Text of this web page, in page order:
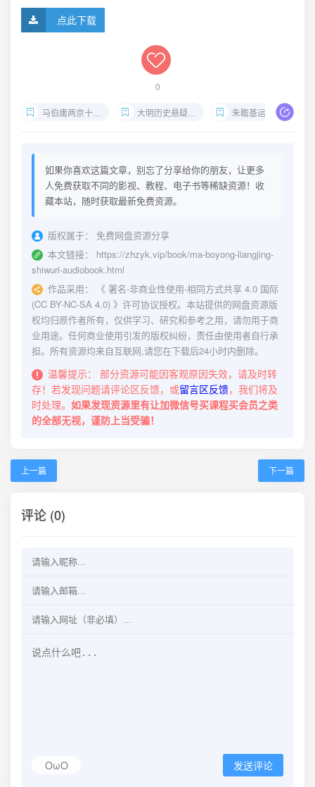
点此下载
0
马伯庸两京十五日 大明历史悬疑小说 朱瞻基运河逃亡
如果你喜欢这篇文章，别忘了分享给你的朋友，让更多
人免费获取不同的影视、教程、电子书等稀缺资源！收
藏本站，随时获取最新免费资源。
版权属于：
免费网盘资源分享
本文链接：
https://zhzyk.vip/book/ma-boyong-liangjing-
shiwuri-audiobook.html
作品采用：
《 署名-非商业性使用-相同方式共享 4.0 国际
(CC BY-NC-SA 4.0) 》许可协议授权。本站提供的网盘资源版
权均归原作者所有，仅供学习、研究和参考之用，请勿用于商
业用途。任何商业使用引发的版权纠纷，责任由使用者自行承
担。所有资源均来自互联网,请您在下载后24小时内删除。
温馨提示：
部分资源可能因客观原因失效，请及时转
存！若发现问题请评论区反馈，或留言区反馈，我们将及
时处理。 如果发现资源里有让加微信号买课程买会员之类
的全部无视，谨防上当受骗！
上一篇 下一篇
评论 (0)
OωO 发送评论